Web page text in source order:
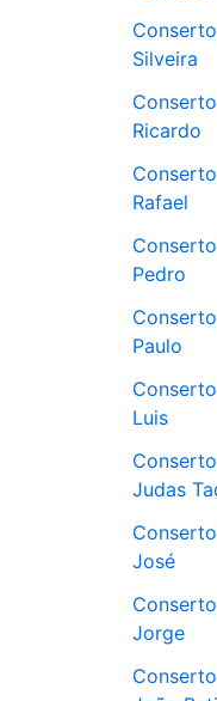
Silveira
Ricardo
Rafael
Pedro
Paulo
Luis
Judas
José
Jorge